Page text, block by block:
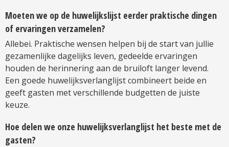
Moeten we op de huwelijkslijst eerder praktische dingen
of ervaringen verzamelen?
Allebei. Praktische wensen helpen bij de start van jullie
gezamenlijke dagelijks leven, gedeelde ervaringen
houden de herinnering aan de bruiloft langer levend.
Een goede huwelijksverlanglijst combineert beide en
geeft gasten met verschillende budgetten de juiste
keuze.
Hoe delen we onze huwelijksverlanglijst het beste met de
gasten?